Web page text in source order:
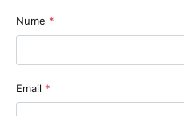
Nume *
Email *